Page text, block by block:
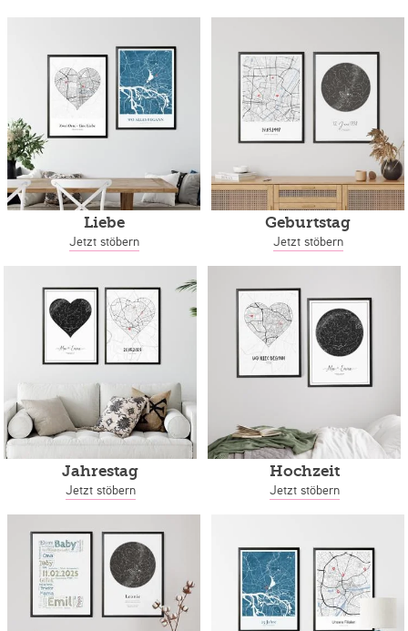
Liebe
Jetzt stöbern
Geburtstag
Jetzt stöbern
Jahrestag
Jetzt stöbern
Hochzeit
Jetzt stöbern